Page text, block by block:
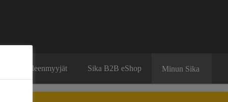
Jälleenmyyjät Sika B2B eShop Minun Sika